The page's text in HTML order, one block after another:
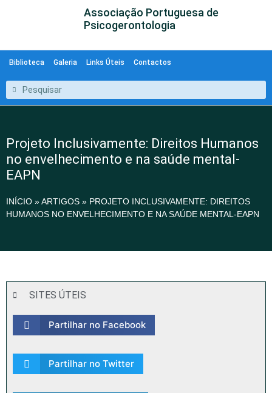
Associação Portuguesa de
Psicogerontologia
Biblioteca Galeria Links Úteis Contactos
Projeto Inclusivamente: Direitos Humanos
no envelhecimento e na saúde mental-
EAPN
INÍCIO »ARTIGOS » PROJETO INCLUSIVAMENTE: DIREITOS
HUMANOS NO ENVELHECIMENTO E NA SAÚDE MENTAL-EAPN
SITES ÚTEIS
Partilhar no Facebook
Partilhar no Twitter